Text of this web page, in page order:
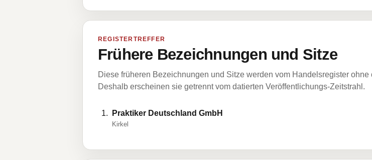
REGISTERTREFFER
Frühere Bezeichnungen und Sitze
Diese früheren Bezeichnungen und Sitze werden vom Handelsregister
Deshalb erscheinen sie getrennt vom datierten Veröffentlichungs-Zeitstrahl.
Praktiker Deutschland GmbH
Kirkel